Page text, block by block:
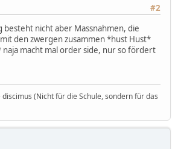
#2
besteht nicht aber Massnahmen, die
den zwergen zusammen *hust Hust*
macht mal order side, nur so fördert
(Nicht für die Schule, sondern für das